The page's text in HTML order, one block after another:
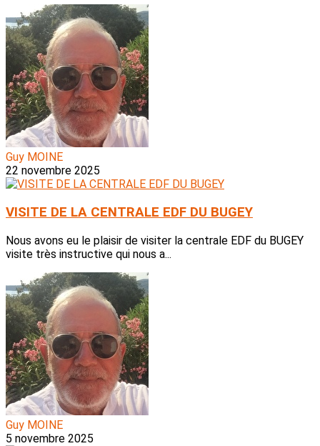
Guy MOINE
22 novembre 2025
VISITE DE LA CENTRALE EDF DU BUGEY
Nous avons eu le plaisir de visiter la centrale EDF du BUGEY
visite très instructive qui nous a...
Guy MOINE
5 novembre 2025